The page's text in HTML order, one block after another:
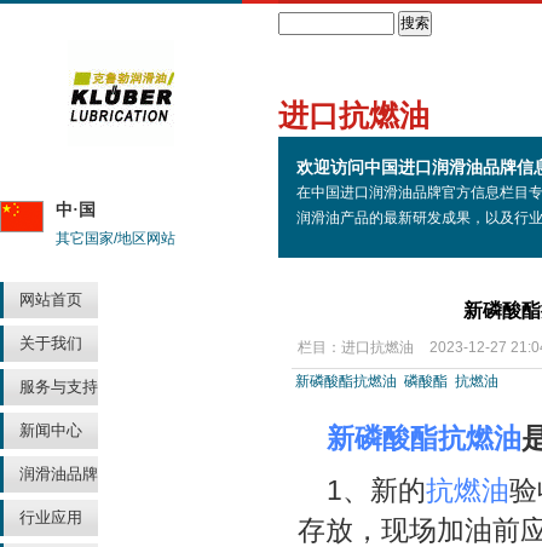
中·国
其它国家/地区网站
网站首页
关于我们
服务与支持
新闻中心
润滑油品牌
行业应用
进口抗燃油
欢迎访问中国进口润滑油品牌信
在中国进口润滑油品牌官方信息栏目
润滑油产品的最新研发成果，以及行
新磷酸
栏目： 进口抗燃油
2023-12-27
新磷酸酯抗燃油 磷酸酯 抗燃油
新磷酸酯抗燃油
1、新的抗燃油
存放，现场加油前